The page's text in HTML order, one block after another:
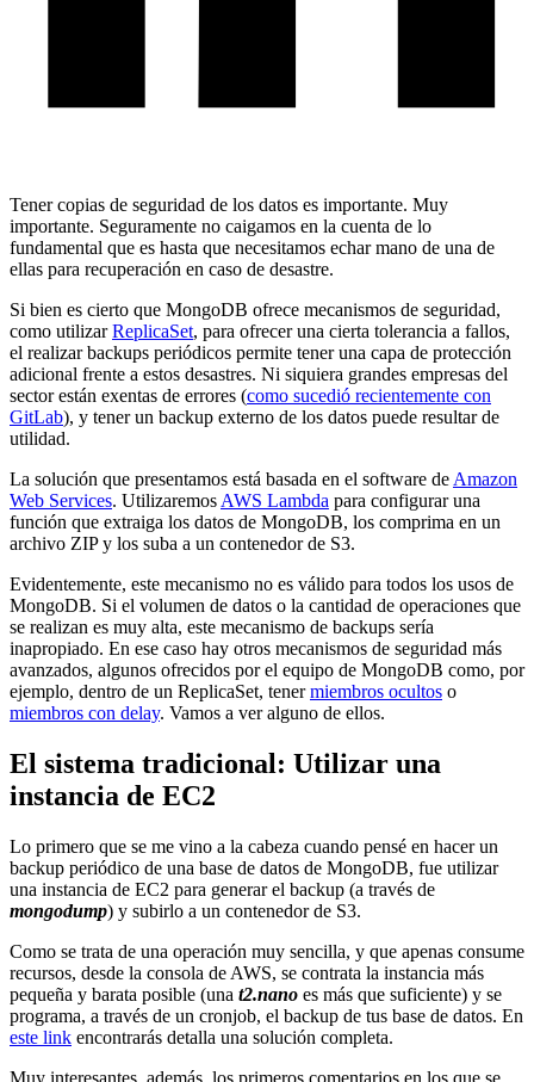
Tener copias de seguridad de los datos es importante. Muy
importante. Seguramente no caigamos en la cuenta de lo
fundamental que es hasta que necesitamos echar mano de una de
ellas para recuperación en caso de desastre.
Si bien es cierto que MongoDB ofrece mecanismos de seguridad,
como utilizarReplicaSet, para ofrecer una cierta tolerancia a fallos,
el realizar backups periódicos permite tener una capa de protección
adicional frente a estos desastres. Ni siquiera grandes empresas del
sector están exentas de errores (como sucedió recientemente con
GitLab), y tener un backup externo de los datos puede resultar de
utilidad.
La solución que presentamos está basada en el software de Amazon
Web Services. Utilizaremos AWS Lambda para configurar una
función que extraiga los datos de MongoDB, los comprima en un
archivo ZIP y los suba a un contenedor de S3.
Evidentemente, este mecanismo no es válido para todos los usos de
MongoDB. Si el volumen de datos o la cantidad de operaciones que
se realizan es muy alta, este mecanismo de backups sería
inapropiado. En ese caso hay otros mecanismos de seguridad más
avanzados, algunos ofrecidos por el equipo de MongoDB como, por
ejemplo, dentro de un ReplicaSet, tenermiembros ocultos o
miembros con delay. Vamos a ver alguno de ellos.
El sistema tradicional: Utilizar una
instancia de EC2
Lo primero que se me vino a la cabeza cuando pensé en hacer un
backup periódico de una base de datos de MongoDB, fue utilizar
una instancia de EC2 para generar el backup (a través de
mongodump) y subirlo a un contenedor de S3.
Como se trata de una operación muy sencilla, y que apenas consume
recursos, desde la consola de AWS, se contrata la instancia más
pequeña y barata posible (una t2.nano es más que suficiente) y se
programa, a través de un cronjob, el backup de tus base de datos. En
este link encontrarás detalla una solución completa.
Muy interesantes, además, los primeros comentarios en los que se